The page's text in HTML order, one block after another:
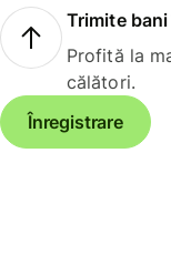
Trimite
Profită la
călători.
Înregistrare